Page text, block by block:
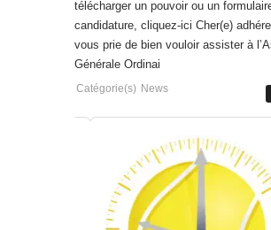
télécharger un pouvoir ou un
candidature, cliquez-ici Cher(e)
vous prie de bien vouloir assister à
Générale Ordinai
Catégorie(s) News